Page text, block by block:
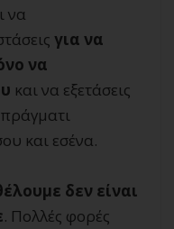
να
για να
να
και να εξετάσεις
και εσένα.
δεν είναι
. Πολλές φορές